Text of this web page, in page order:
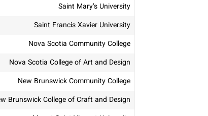
Saint Mary’s University
Saint Francis Xavier University
Nova Scotia Community College
Nova Scotia College of Art and Design
New Brunswick Community College
Brunswick College of Craft and Design